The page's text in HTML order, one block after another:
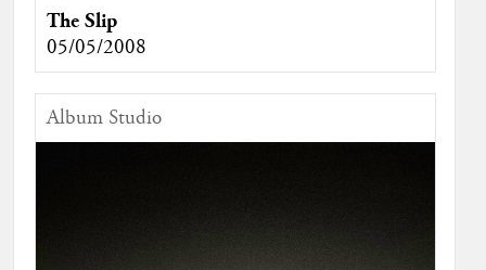
The Slip
05/05/2008
Album Studio